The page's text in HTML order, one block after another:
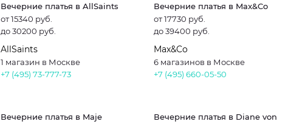
Вечерние платья в AllSaints
от 15340 руб.
до 30200 руб.
AllSaints
1 магазин в Москве
+7 (495) 73-777-73
Вечерние платья в Max&Co
от 17730 руб.
до 39400 руб.
Max&Co
6 магазинов в Москве
+7 (495) 660-05-50
Вечерние платья в Maje
Вечерние платья в Diane von